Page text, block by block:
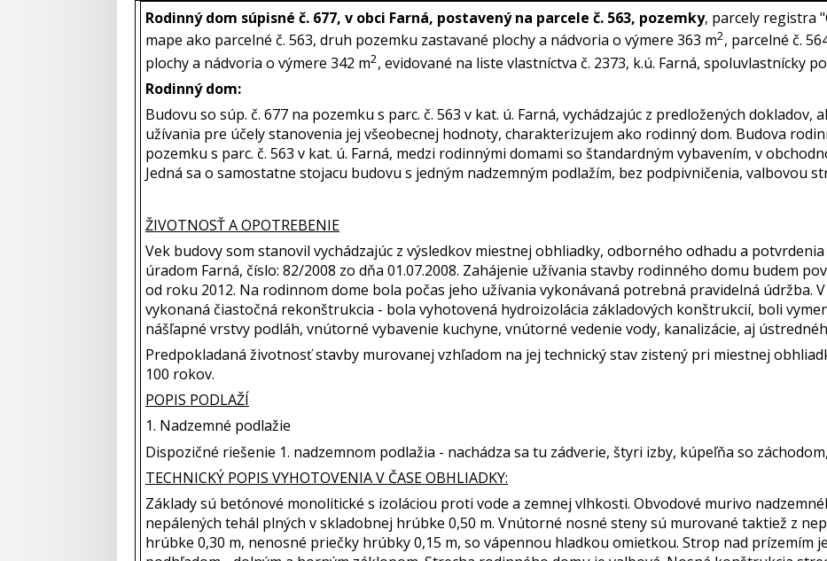
Rodinný dom súpisné č. 677, v obci Farná, postavený na parcele č. 563, pozemky, parcely registra
mape ako parcelné č. 563, druh pozemku zastavané plochy a nádvoria o výmere 363 m2, parcelné č.
plochy a nádvoria o výmere 342 m2, evidované na liste vlastníctva č. 2373, k.ú. Farná, spoluvlastnícky
Rodinný dom:
Budovu so súp. č. 677 na pozemku s parc. č. 563 v kat. ú. Farná, vychádzajúc z predložených dokladov,
užívania pre účely stanovenia jej všeobecnej hodnoty, charakterizujem ako rodinný dom. Budova
pozemku s parc. č. 563 v kat. ú. Farná, medzi rodinnými domami so štandardným vybavením, v
Jedná sa o samostatne stojacu budovu s jedným nadzemným podlažím, bez podpivničenia, valbovou
ŽIVOTNOSŤ A OPOTREBENIE
Vek budovy som stanovil vychádzajúc z výsledkov miestnej obhliadky, odborného odhadu a
úradom Farná, číslo: 82/2008 zo dňa 01.07.2008. Zahájenie užívania stavby rodinného domu budem
od roku 2012. Na rodinnom dome bola počas jeho užívania vykonávaná potrebná pravidelná údržba.
vykonaná čiastočná rekonštrukcia - bola vyhotovená hydroizolácia základových konštrukcií, boli
nášľapné vrstvy podláh, vnútorné vybavenie kuchyne, vnútorné vedenie vody, kanalizácie, aj
Predpokladaná životnosť stavby murovanej vzhľadom na jej technický stav zistený pri miestnej
100 rokov.
POPIS PODLAŽÍ
1. Nadzemné podlažie
Dispozičné riešenie 1. nadzemnom podlažia - nachádza sa tu zádverie, štyri izby, kúpeľňa so
TECHNICKÝ POPIS VYHOTOVENIA V ČASE OBHLIADKY:
Základy sú betónové monolitické s izoláciou proti vode a zemnej vlhkosti. Obvodové murivo
nepálených tehál plných v skladobnej hrúbke 0,50 m. Vnútorné nosné steny sú murované taktiež z
hrúbke 0,30 m, nenosné priečky hrúbky 0,15 m, so vápennou hladkou omietkou. Strop nad prízemím